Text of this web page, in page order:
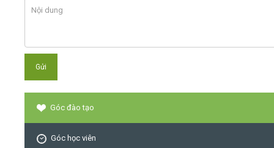
Góc đào tạo
Góc học viên